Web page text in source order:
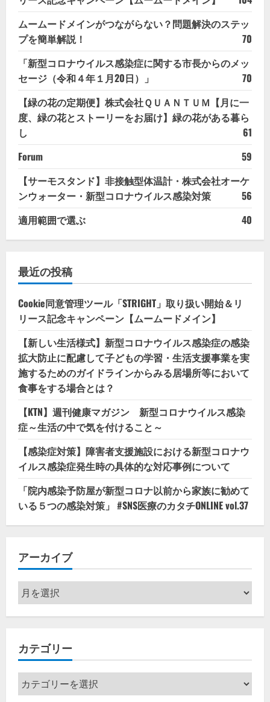
ムームードメインがつながらない？問題解決のステッ
プを簡単解説！
70
「新型コロナウイルス感染症に関する市長からのメッ
セージ（令和４年１月20日）」
70
【緑の花の定期便】株式会社ＱＵＡＮＴＵＭ【月に一
度、緑の花とストーリーをお届け】緑の花がある暮ら
し
61
Forum
59
【サーモスタンド】非接触型体温計・株式会社オーケ
ンウォーター・新型コロナウイルス感染対策
56
適用範囲で選ぶ
40
最近の投稿
Cookie同意管理ツール「STRIGHT」取り扱い開始＆リ
リース記念キャンペーン【ムームードメイン】
【新しい生活様式】新型コロナウイルス感染症の感染
拡大防止に配慮して子どもの学習・生活支援事業を実
施するためのガイドラインからみる居場所等において
食事をする場合とは？
【KTN】週刊健康マガジン 新型コロナウイルス感染
症～生活の中で気を付けること～
【感染症対策】障害者支援施設における新型コロナウ
イルス感染症発生時の具体的な対応事例について
「院内感染予防屋が新型コロナ以前から家族に勧めて
いる５つの感染対策」 #SNS医療のカタチONLINE vol.37
アーカイブ
ア
ー
カ
ブ
カテゴリー
カ
テ